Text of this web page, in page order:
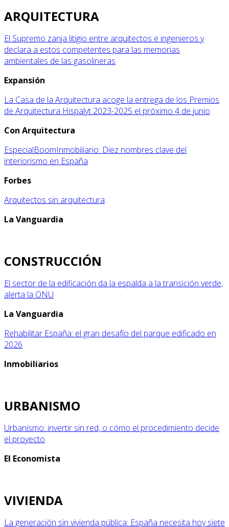
ARQUITECTURA
El Supremo zanja litigio entre arquitectos e ingenieros y
declara a estos competentes para las memorias
ambientales de las gasolineras
Expansión
La Casa de la Arquitectura acoge la entrega de los Premios
de Arquitectura Hispalyt 2023-2025 el próximo 4 de junio
Con Arquitectura
EspecialBoomInmobiliario: Diez nombres clave del
interiorismo en España
Forbes
Arquitectos sin arquitectura
La Vanguardia
CONSTRUCCIÓN
El sector de la edificación da la espalda a la transición verde,
alerta la ONU
La Vanguardia
Rehabilitar España: el gran desafío del parque edificado en
2026
Inmobiliarios
URBANISMO
Urbanismo: invertir sin red, o cómo el procedimiento decide
el proyecto
El Economista
VIVIENDA
La generación sin vivienda pública: España necesita hoy siete